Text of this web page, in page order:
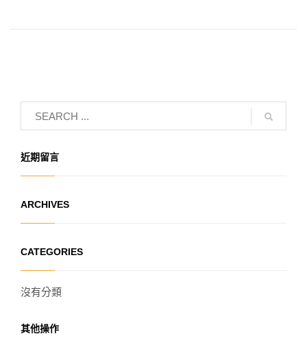
近期留言
ARCHIVES
CATEGORIES
沒有分類
其他操作